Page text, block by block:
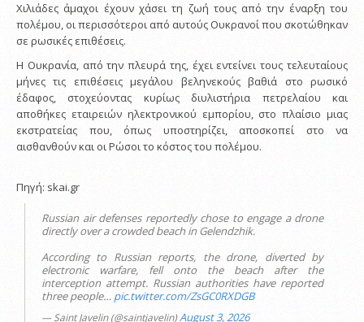
Χιλιάδες άμαχοι έχουν χάσει τη ζωή τους από την έναρξη του
πολέμου, οι περισσότεροι από αυτούς Ουκρανοί που σκοτώθηκαν
σε ρωσικές επιθέσεις.
Η Ουκρανία, από την πλευρά της, έχει εντείνει τους τελευταίους
μήνες τις επιθέσεις μεγάλου βεληνεκούς βαθιά στο ρωσικό
έδαφος, στοχεύοντας κυρίως διυλιστήρια πετρελαίου και
αποθήκες εταιρειών ηλεκτρονικού εμπορίου, στο πλαίσιο μιας
εκστρατείας που, όπως υποστηρίζει, αποσκοπεί στο να
αισθανθούν και οι Ρώσοι το κόστος του πολέμου.
Πηγή: skai.gr
Russian air defenses reportedly chose to engage a drone
directly over a crowded beach in Gelendzhik.
According to Russian reports, the drone, diverted by
electronic warfare, fell onto the beach after the
interception attempt. Russian authorities have reported
three people… pic.twitter.com/ZsGC0RXDGB
— Saint Javelin (@saintjavelin)August 3, 2026